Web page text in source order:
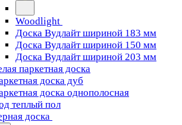
Woodlight
Доска Вудлайт шириной 183 мм
Доска Вудлайт шириной 150 мм
Доска Вудлайт шириной 203 мм
паркетная доска
доска дуб
доска однополосная
теплый пол
доска